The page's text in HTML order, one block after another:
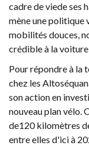
cadre de viede ses
mène une
mobilités douces,
crédible à la
Pour répondre à la
chez les
son action en
nouveau plan vélo.
de120 kilomètres
entre elles d'ici à